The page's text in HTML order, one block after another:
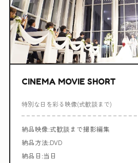
CINEMA MOVIE SHORT
特別な日を彩る映像(式歓談まで)
納品映像:式歓談まで撮影編集
納品方法:DVD
納品日:当日